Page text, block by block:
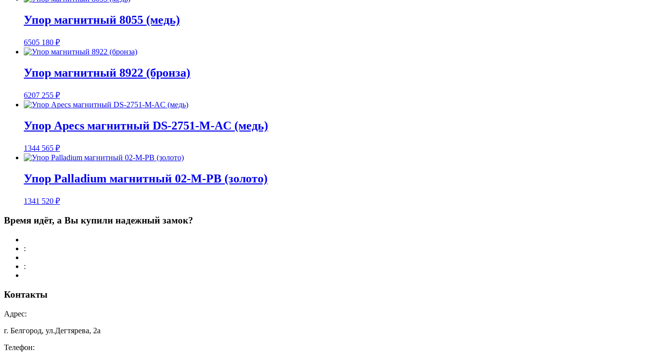
Упор магнитный 8055 (медь)
6505 180 ₽
Упор магнитный 8922 (бронза)
6207 255 ₽
Упор Apecs магнитный DS-2751-M-AC (медь)
1344 565 ₽
Упор Palladium магнитный 02-M-PB (золото)
1341 520 ₽
Время идёт, а Вы купили надежный замок?
:
:
Контакты
Адрес:
г. Белгород, ул.Дегтярева, 2а
Телефон: